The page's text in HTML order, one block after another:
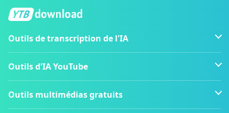
Outils de transcription de l'IA
Outils d'IA YouTube
Outils multimédias gratuits